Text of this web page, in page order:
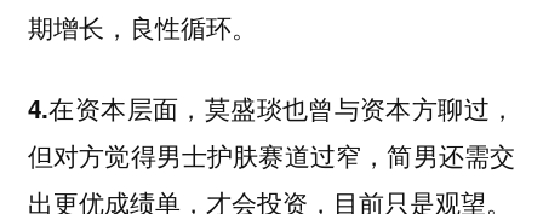
期增长，良性循环。
4.在资本层面，莫盛琰也曾与资本方聊过 ，
但对方觉得男士护肤赛道过窄，简男还需交
出更优成绩单，才会投资，目前只是观望。